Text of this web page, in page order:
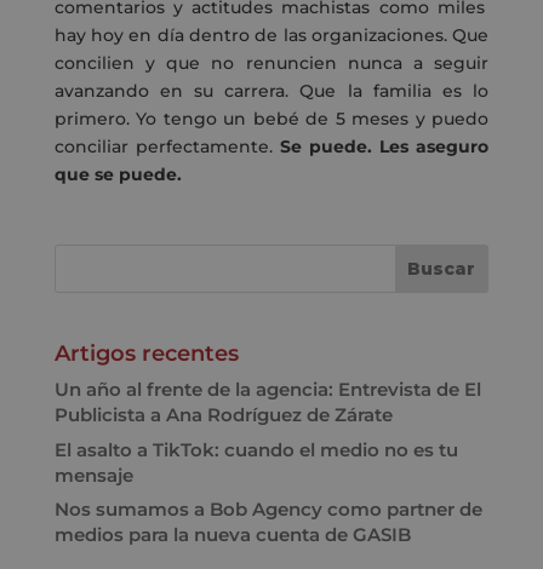
comentarios y actitudes machistas como miles
hay hoy en día dentro de las organizaciones. Que
concilien y que no renuncien nunca a seguir
avanzando en su carrera. Que la familia es lo
primero.Yo tengo un bebé de 5 meses y puedo
conciliar perfectamente. Se puede. Les aseguro
que se puede.
Artigos recentes
Un año al frente de la agencia: Entrevista de El
Publicista a Ana Rodríguez de Zárate
El asalto a TikTok: cuando el medio no es tu
mensaje
Nos sumamos a Bob Agency como partner de
medios para la nueva cuenta de GASIB